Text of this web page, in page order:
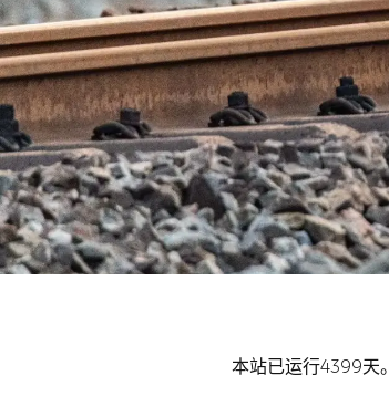
本站已运行4399天。